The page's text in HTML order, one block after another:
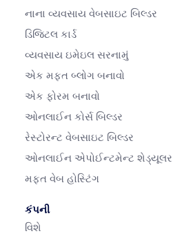
નાના વ્યવસાય વેબસાઇટ બિલ્ડર
ડિજિટલ કાર્ડ
વ્યવસાય ઇમેઇલ સરનામું
એક મફત બ્લોગ બનાવો
એક ફોરમ બનાવો
ઓનલાઈન કોર્સ બિલ્ડર
રેસ્ટોરન્ટ વેબસાઇટ બિલ્ડર
ઓનલાઈન એપોઈન્ટમેન્ટ શેડ્યૂલર
મફત વેબ હોસ્ટિંગ
કંપની
વિશે